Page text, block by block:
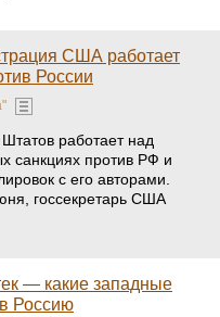
США работает
России
работает над
санкциях против РФ и
с его авторами.
госсекретарь США
— какие западные
Россию